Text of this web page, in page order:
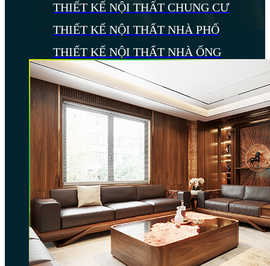
THIẾT KẾ NỘI THẤT CHUNG CƯ
THIẾT KẾ NỘI THẤT NHÀ PHỐ
THIẾT KẾ NỘI THẤT NHÀ ỐNG